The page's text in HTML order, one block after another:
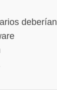
deberían